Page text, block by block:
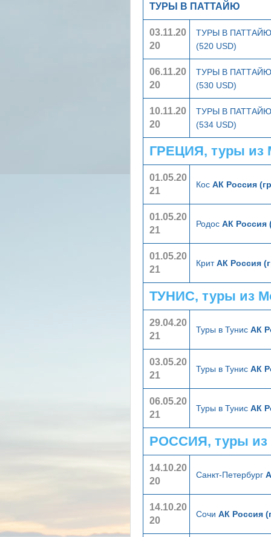
ТУРЫ В ПАТТАЙЮ
03.11.20
20
ТУРЫ В
(520 USD)
06.11.20
20
ТУРЫ В
(530 USD)
10.11.20
20
ТУРЫ В
(534 USD)
ГРЕЦИЯ, туры из
01.05.20
21
Кос АК Россия
01.05.20
21
Родос АК Россия
01.05.20
21
КритАК Россия
ТУНИС, туры из
29.04.20
21
Туры в Тунис АК
03.05.20
21
Туры в Тунис АК
06.05.20
21
Туры в Тунис АК
РОССИЯ, туры
14.10.20
20
Санкт-Петербург
14.10.20
20
Сочи АК Россия